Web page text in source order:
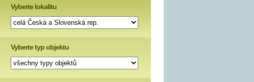
Vyberte lokalitu
Vyberte typ objektu